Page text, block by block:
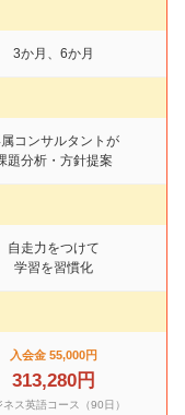
3か月、6か月
コンサルタントが
題分析・方針提案
自走力をつけて
学習を習慣化
入会金 55,000円
313,280円
ネス英語コース（90日）